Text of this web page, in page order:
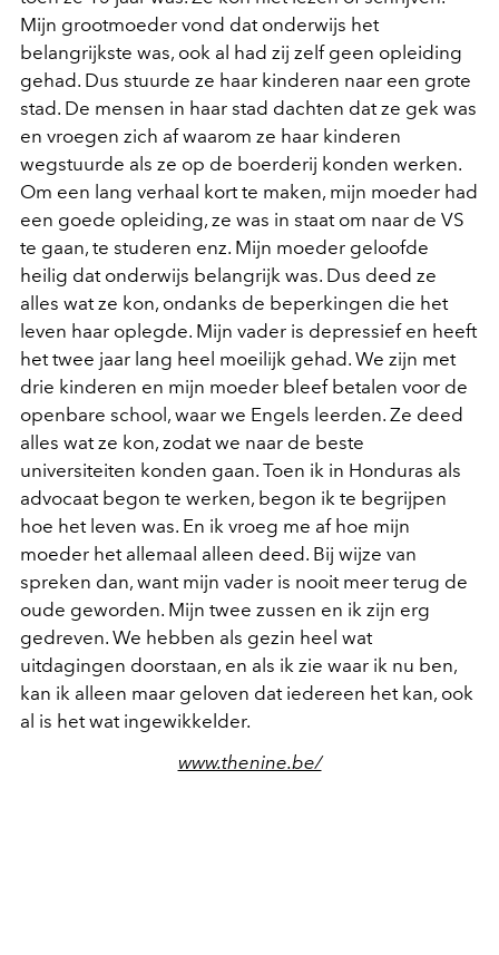
Mijn grootmoeder vond dat onderwijs het
belangrijkste was, ook al had zij zelf geen opleiding
gehad. Dus stuurde ze haar kinderen naar een grote
stad. De mensen in haar stad dachten dat ze gek was
en vroegen zich af waarom ze haar kinderen
wegstuurde als ze op de boerderij konden werken.
Om een lang verhaal kort te maken, mijn moeder had
een goede opleiding, ze was in staat om naar de VS
te gaan, te studeren enz. Mijn moeder geloofde
heilig dat onderwijs belangrijk was. Dus deed ze
alles wat ze kon, ondanks de beperkingen die het
leven haar oplegde. Mijn vader is depressief en heeft
het twee jaar lang heel moeilijk gehad. We zijn met
drie kinderen en mijn moeder bleef betalen voor de
openbare school, waar we Engels leerden. Ze deed
alles wat ze kon, zodat we naar de beste
universiteiten konden gaan. Toen ik in Honduras als
advocaat begon te werken, begon ik te begrijpen
hoe het leven was. En ik vroeg me af hoe mijn
moeder het allemaal alleen deed. Bij wijze van
spreken dan, want mijn vader is nooit meer terug de
oude geworden. Mijn twee zussen en ik zijn erg
gedreven. We hebben als gezin heel wat
uitdagingen doorstaan, en als ik zie waar ik nu ben,
kan ik alleen maar geloven dat iedereen het kan, ook
al is het wat ingewikkelder.
www.thenine.be/